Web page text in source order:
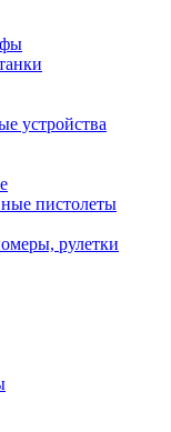
устройства
пистолеты
рулетки